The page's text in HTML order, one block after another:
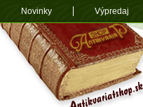
Novinky Výpredaj